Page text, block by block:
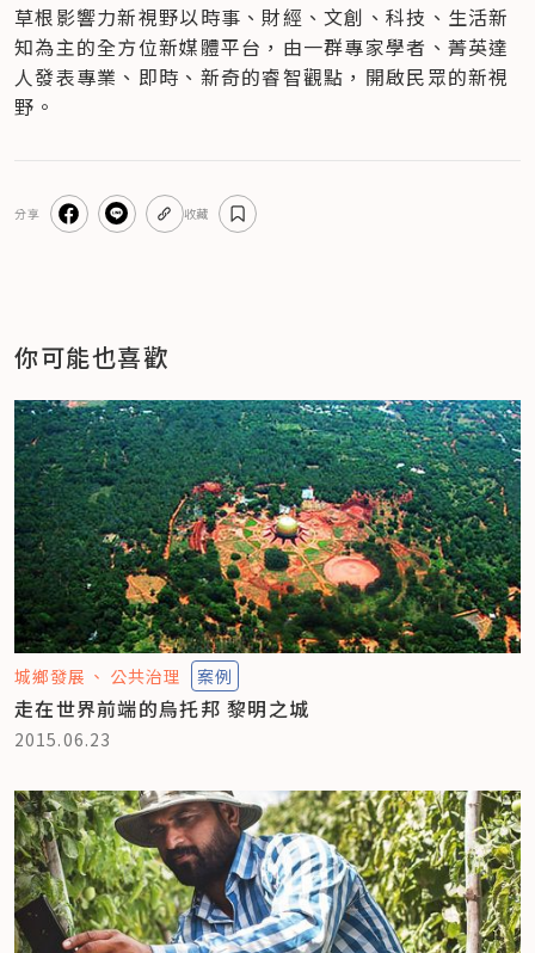
草根影響力新視野以時事、財經、文創、科技、生活新
知為主的全方位新媒體平台，由一群專家學者、菁英達
人發表專業、即時、新奇的睿智觀點，開啟民眾的新視
野。
分享 收藏
你可能也喜歡
城鄉發展 公共治理 案例
走在世界前端的烏托邦 黎明之城
2015.06.23